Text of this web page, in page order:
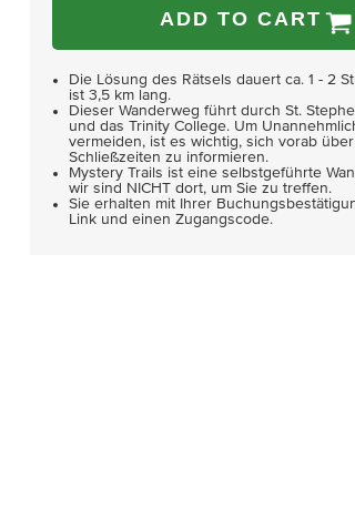
ADD TO CART
Die Lösung des Rätsels dauert ca. 1 - 2
ist 3,5 km lang.
Dieser Wanderweg führt durch St.
und das Trinity College. Um
vermeiden, ist es wichtig, sich vorab
Schließzeiten zu informieren.
Mystery Trails ist eine selbstgeführte
wir sind NICHT dort, um Sie zu treffen.
Sie erhalten mit Ihrer
Link und einen Zugangscode.